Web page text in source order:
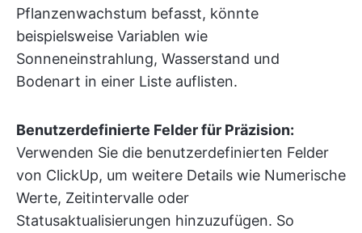
Pflanzenwachstum befasst, könnte
beispielsweise Variablen wie
Sonneneinstrahlung, Wasserstand und
Bodenart in einer Liste auflisten.
Benutzerdefinierte Felder für Präzision:
Verwenden Sie die benutzerdefinierten Felder
von ClickUp, um weitere Details wie Numerische
Werte, Zeitintervalle oder
Statusaktualisierungen hinzuzufügen. So